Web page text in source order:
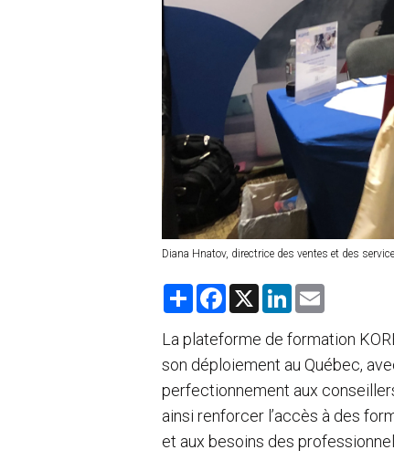
Diana Hnatov, directrice des ventes et des
S
r
e
F
e
b
o
k
X
L
k
e
d
n
i
l
La plateforme de formation
son déploiement au Québec,
perfectionnement aux
ainsi renforcer l’accès à des
et aux besoins des